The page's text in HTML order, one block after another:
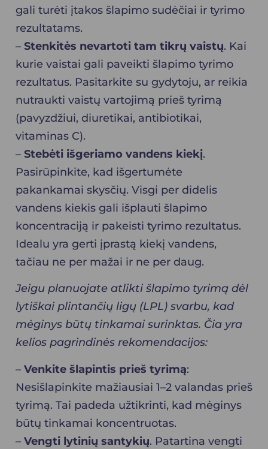
gali turėti įtakos šlapimo sudėčiai ir tyrimo
rezultatams.
– Stenkitės nevartoti tam tikrų vaistų. Kai
kurie vaistai gali paveikti šlapimo tyrimo
rezultatus. Pasitarkite su gydytoju, ar reikia
nutraukti vaistų vartojimą prieš tyrimą
(pavyzdžiui, diuretikai, antibiotikai,
vitaminas C).
– Stebėti išgeriamo vandens kiekį.
Pasirūpinkite, kad išgertumėte
pakankamai skysčių. Visgi per didelis
vandens kiekis gali išplauti šlapimo
koncentraciją ir pakeisti tyrimo rezultatus.
Idealu yra gerti įprastą kiekį vandens,
tačiau ne per mažai ir ne per daug.
Jeigu planuojate atlikti šlapimo tyrimą dėl
lytiškai plintančių ligų (LPL) svarbu, kad
mėginys būtų tinkamai surinktas. Čia yra
kelios pagrindinės rekomendacijos:
– Venkite šlapintis prieš tyrimą:
Nesišlapinkite mažiausiai 1–2 valandas prieš
tyrimą. Tai padeda užtikrinti, kad mėginys
būtų tinkamai koncentruotas.
– Vengti lytinių santykių. Patartina vengti